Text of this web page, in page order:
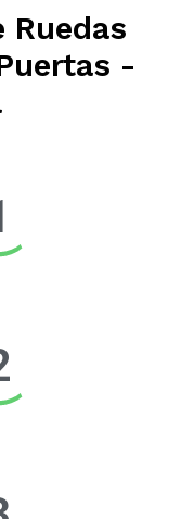
Ruedas
-